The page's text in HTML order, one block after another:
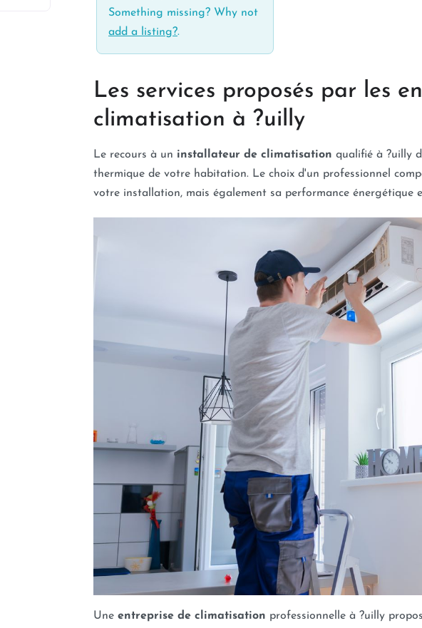
Something missing? Why not
add a listing?.
Les services proposés par les
climatisation à ?uilly
Le recours à un installateur de climatisation qualifié à ?uilly
thermique de votre habitation. Le choix d'un professionnel
votre installation, mais également sa performance énergétique
Une entreprise de climatisation professionnelle à ?uilly